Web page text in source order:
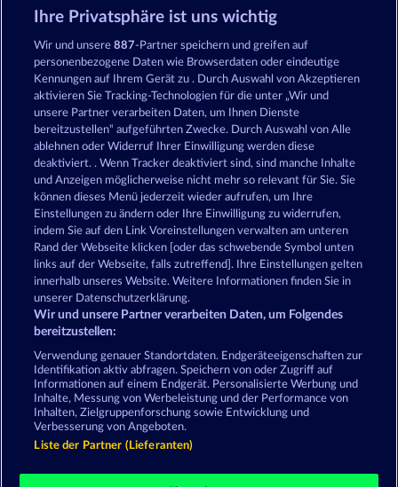
Books and Bounties Jack Potter and the Book of Teos
Book Of The Ages Magic Book
AGB Datenschutz Impressum
Unternehmensseite FAQ Facebook
Widerruf einreichen
Ihre Privatsphäre ist uns wichtig
Wir und unsere887-Partner speichern und greifen auf
personenbezogene Daten wie Browserdaten oder eindeutige
Kennungen auf Ihrem Gerät zu . Durch Auswahl von Akzeptieren
aktivieren Sie Tracking-Technologien für die unter „Wir und
unsere Partner verarbeiten Daten, um Ihnen Dienste
bereitzustellen“ aufgeführten Zwecke. Durch Auswahl von Alle
ablehnen oder Widerruf Ihrer Einwilligung werden diese
deaktiviert. . Wenn Tracker deaktiviert sind, sind manche Inhalte
und Anzeigen möglicherweise nicht mehr so ​​relevant für Sie. Sie
können dieses Menü jederzeit wieder aufrufen, um Ihre
Einstellungen zu ändern oder Ihre Einwilligung zu widerrufen,
indem Sie auf den Link Voreinstellungen verwalten am unteren
Rand der Webseite klicken [oder das schwebende Symbol unten
links auf der Webseite, falls zutreffend]. Ihre Einstellungen gelten
innerhalb unseres Website. Weitere Informationen finden Sie in
unserer Datenschutzerklärung.
Wir und unsere Partner verarbeiten Daten, um Folgendes
bereitzustellen:
Verwendung genauer Standortdaten. Endgeräteeigenschaften zur
Identifikation aktiv abfragen. Speichern von oder Zugriff auf
Informationen auf einem Endgerät. Personalisierte Werbung und
Inhalte, Messung von Werbeleistung und der Performance von
Inhalten, Zielgruppenforschung sowie Entwicklung und
Verbesserung von Angeboten.
Liste der Partner (Lieferanten)